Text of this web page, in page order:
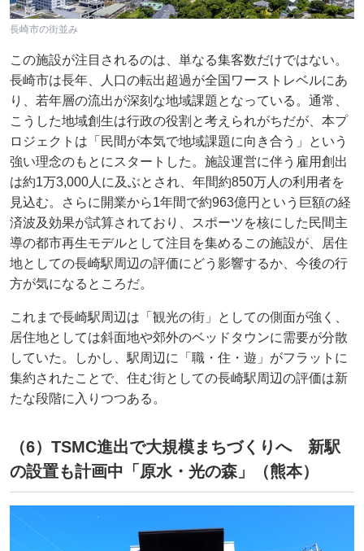
長崎市の街並み
この施設が注目されるのは、単なる集客数だけではない。
長崎市は長年、人口の転出超過が全国ワーストレベルにあ
り、若年層の流出が深刻な地域課題となっている。通常、
こうした地域創生は行政の役割と考えられがちだが、本プ
ロジェクトは「民間が本気で地域課題に向き合う」という
強い理念のもとにスタートした。施設運営に伴う雇用創出
は約1万3,000人に及ぶとされ、年間約850万人の利用者を
見込む。さらに開業から1年間で約963億円という巨額の経
済波及効果が試算されており、スポーツを核にした民間主
導の都市再生モデルとして注目を集めるこの施設が、居住
地としての長崎駅周辺の評価にどう影響するか、今後の行
方が気になるところだ。
これまで長崎駅周辺は「観光の街」としての側面が強く、
居住地としては斜面地や郊外のベッドタウンに需要が分散
していた。しかし、駅周辺に「職・住・遊」がフラットに
集約されたことで、住む街としての長崎駅周辺の評価は新
たな段階に入りつつある。
（6）TSMC進出で大規模まちづくりへ 新駅
の設置も計画中「原水・光の森」（熊本）